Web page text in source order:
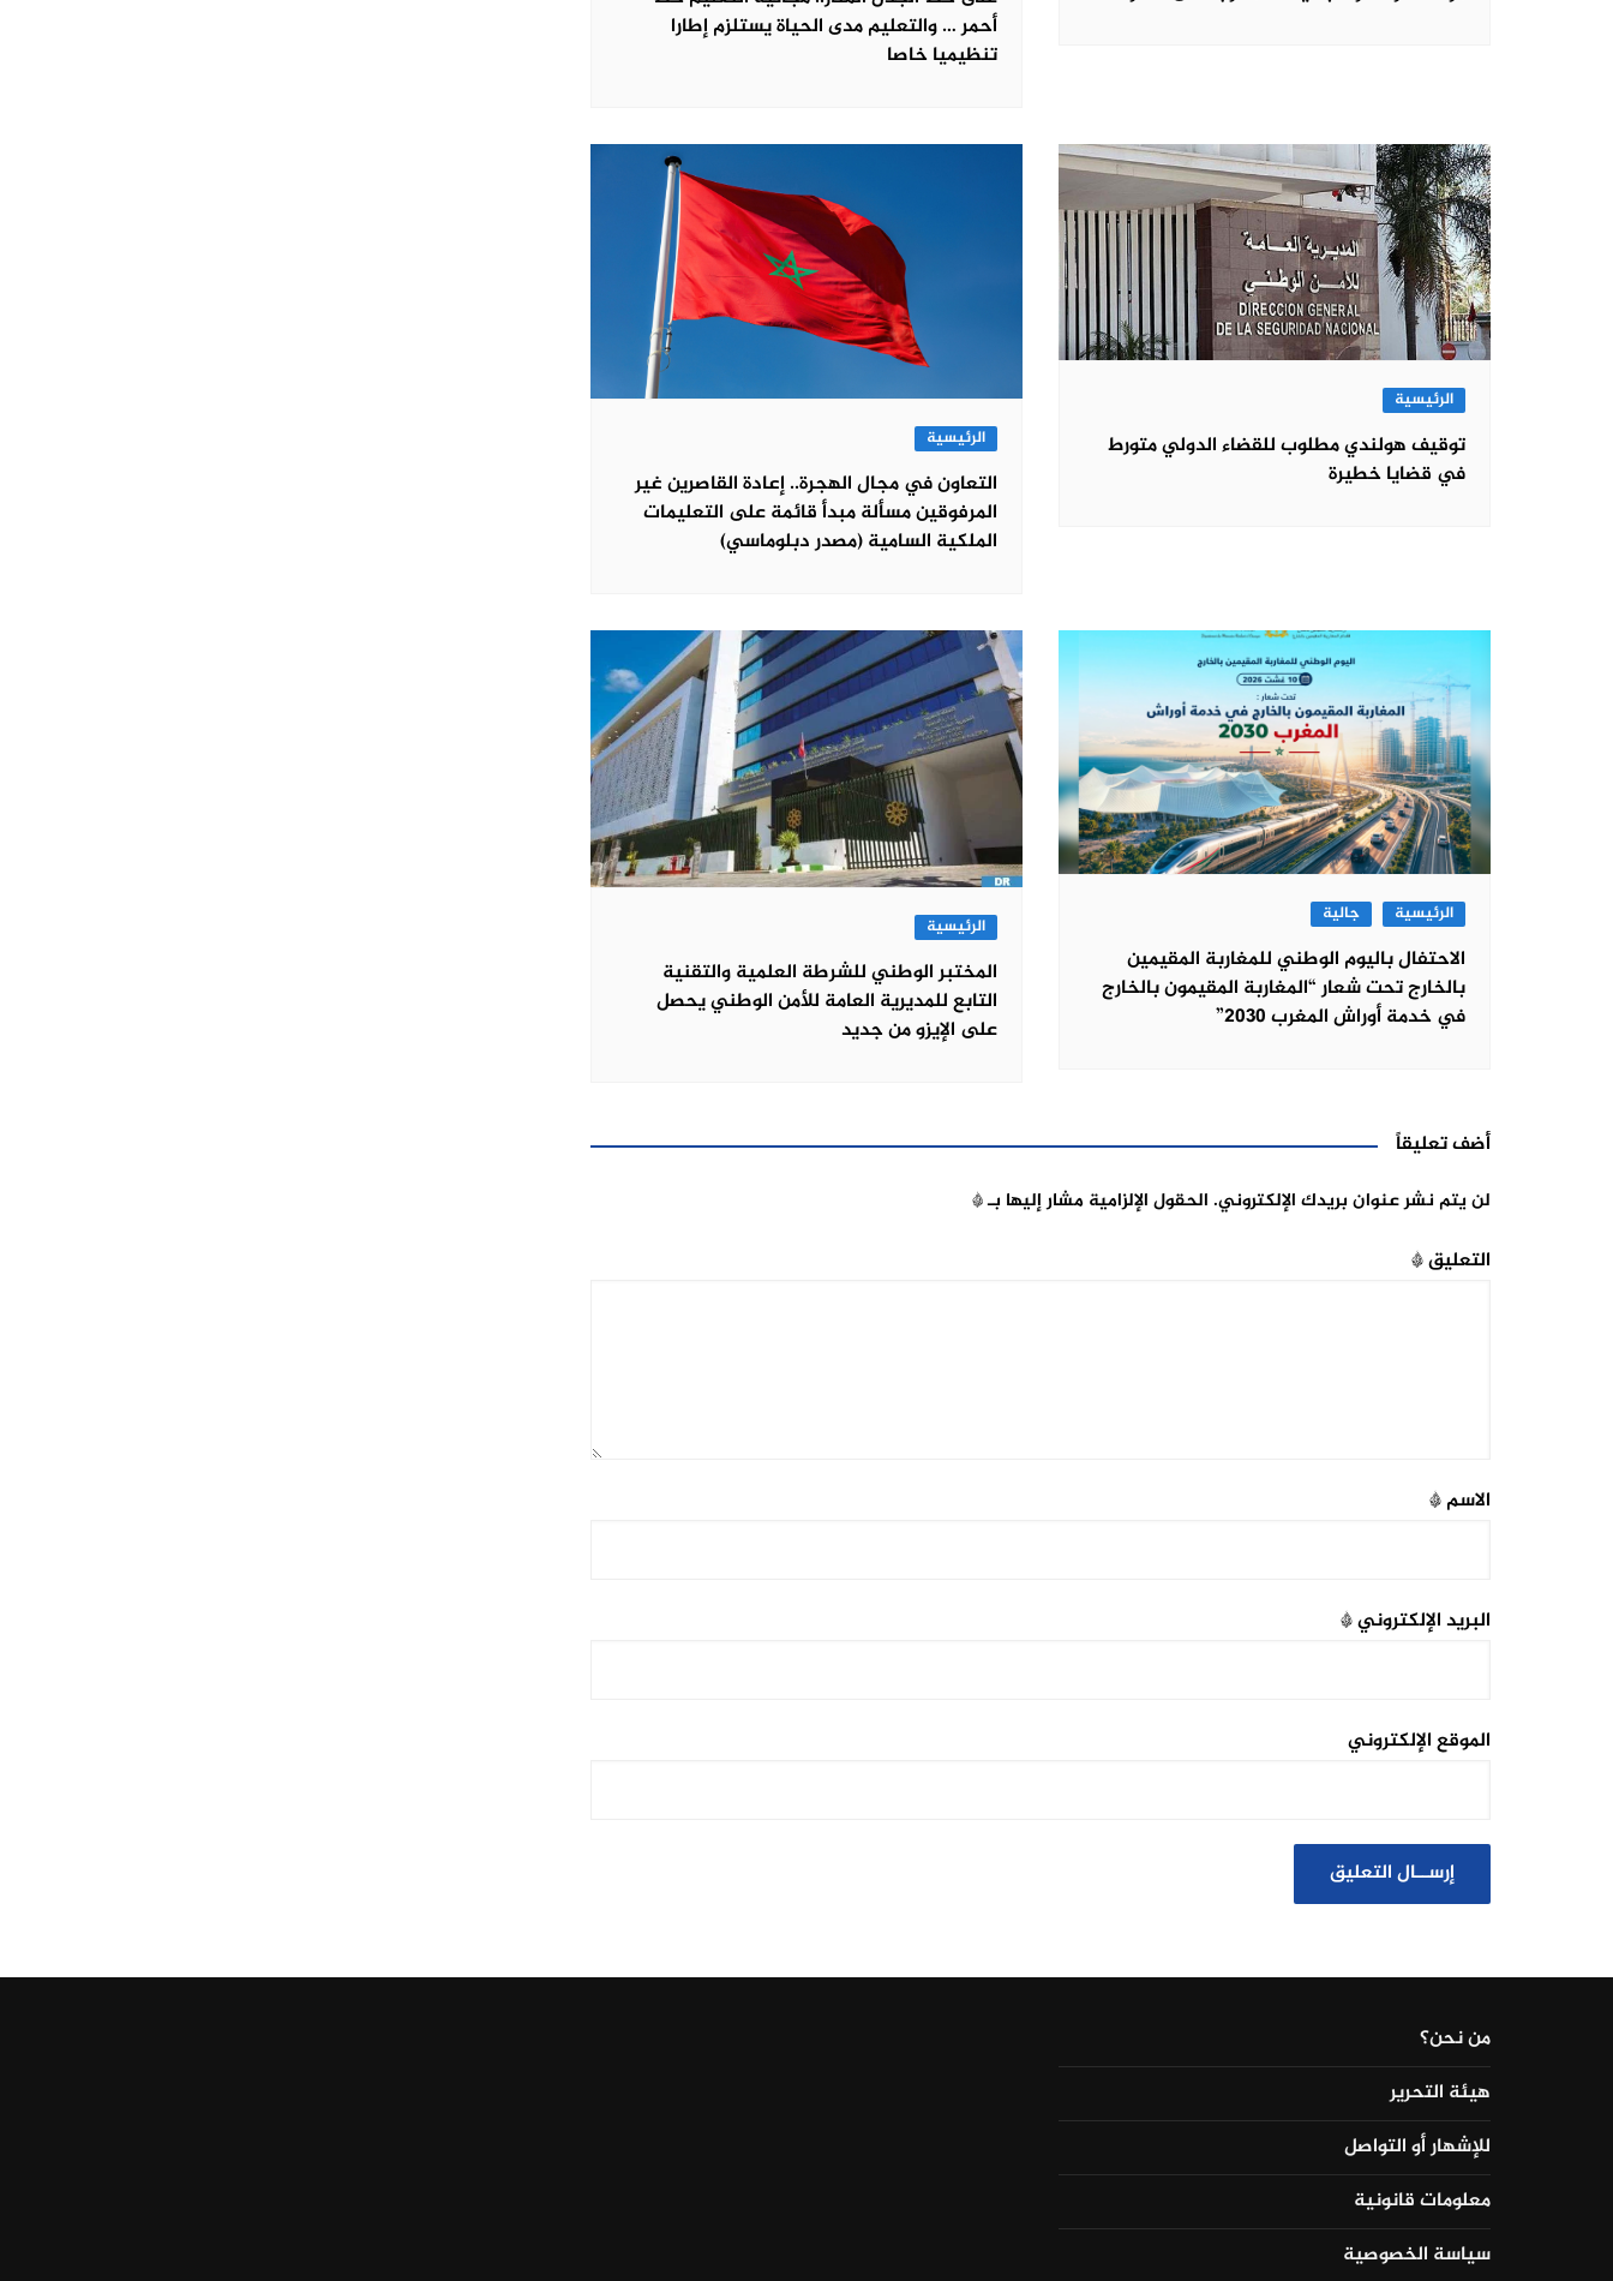
أحمر … والتعليم مدى الحياة يستلزم إطارا
تنظيميا خاصا
الرئيسية
توقيف هولندي مطلوب للقضاء الدولي متورط
في قضايا خطيرة
الرئيسية
التعاون في مجال الهجرة.. إعادة القاصرين غير
المرفوقين مسألة مبدأ قائمة على التعليمات
الملكية السامية (مصدر دبلوماسي)
الرئيسية جالية
الاحتفال باليوم الوطني للمغاربة المقيمين
بالخارج تحت شعار “المغاربة المقيمون بالخارج
في خدمة أوراش المغرب 2030”
الرئيسية
المختبر الوطني للشرطة العلمية والتقنية
التابع للمديرية العامة للأمن الوطني يحصل
على الإيزو من جديد
أضف تعليقاً
لن يتم نشر عنوان بريدك الإلكتروني. الحقول الإلزامية مشار إليها بـ*
التعليق*
الاسم*
البريد الإلكتروني*
الموقع الإلكتروني
من نحن؟
هيئة التحرير
للإشهار أو التواصل
معلومات قانونية
سياسة الخصوصية